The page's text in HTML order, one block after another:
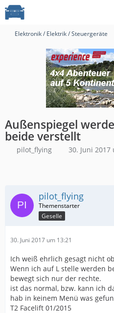
Elektronik / Elektrik / Steuergeräte
Außenspiegel
beide verstellt
pilot_flying 30. Juni 2017
pilot_flying
Geselle
30. Juni 2017 um 13:21
Ich weiß ehrlich gesagt nicht
Wenn ich auf L stelle werden
bewegt sich nur der rechte.
ist das normal, bzw. kann ich
hab in keinem Menü was
T2 Facelift 01/2015